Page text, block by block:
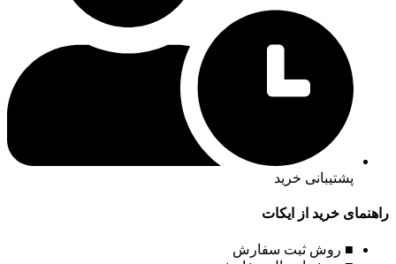
پشتیبانی خرید
راهنمای خرید از ایکات
■ روش ثبت سفارش